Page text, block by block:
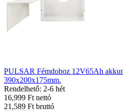
PULSAR Fémdoboz 12V65Ah
390x200x175mm.
Rendelhető: 2-6 hét
16,999 Ft nettó
21,589 Ft bruttó